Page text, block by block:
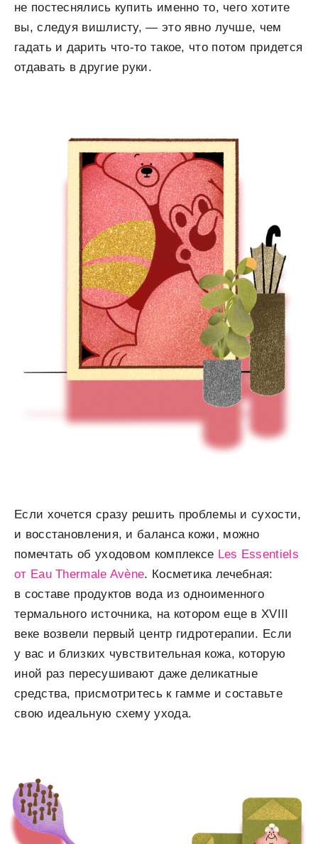
не постеснялись купить именно то, чего хотите
вы, следуя вишлисту, — это явно лучше, чем
гадать и дарить что-то такое, что потом придется
отдавать в другие руки.
Если хочется сразу решить проблемы и сухости,
и восстановления, и баланса кожи, можно
помечтать об уходовом комплексе Les Essentiels
от Eau Thermale Avène. Косметика лечебная:
в составе продуктов вода из одноименного
термального источника, на котором еще в XVIII
веке возвели первый центр гидротерапии. Если
у вас и близких чувствительная кожа, которую
иной раз пересушивают даже деликатные
средства, присмотритесь к гамме и составьте
свою идеальную схему ухода.